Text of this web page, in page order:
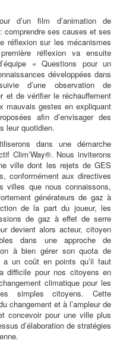
d’un film d’animation de
comprendre ses causes et ses
réflexion sur les mécanismes
réflexion va ensuite
« Questions pour un
développées dans
d’une observation de
et de vérifier le réchauffement
mauvais gestes en expliquant
afin d’envisager des
leur quotidien.
dans une démarche
Clim’Way®. Nous inviterons
ville dont les rejets de GES
conformément aux directives
villes que nous connaissons,
générateurs de gaz à
de la part du joueur, les
de gaz à effet de serre
devient alors acteur, citoyen
dans une approche de
à bien gérer son quota de
un coût en points qu’il faut
difficile pour nos citoyens en
climatique pour les
simples citoyens. Cette
changement et à l’ampleur de
concevoir pour une ville plus
d’élaboration de stratégies